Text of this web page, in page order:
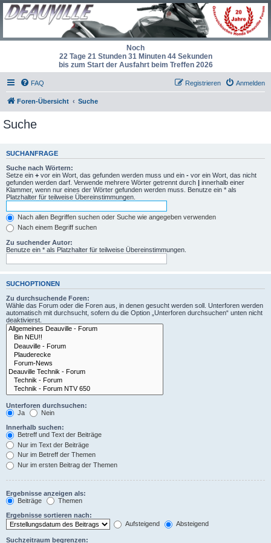
Noch
22 Tage 21 Stunden 31 Minuten 44 Sekunden
bis zum Start der Ausfahrt beim Treffen 2026
FAQ Anmelden
Registrieren
Foren-Übersicht Suche
Suche
SUCHANFRAGE
Suche nach Wörtern:
Setze ein + vor ein Wort, das gefunden werden muss und ein - vor ein Wort, das nicht
gefunden werden darf. Verwende mehrere Wörter getrennt durch
innerhalb einer
Klammer, wenn nur eines der Wörter gefunden werden muss. Benutze ein * als
Platzhalter für teilweise Übereinstimmungen.
Nach allen Begriffen suchen oder Suche wie angegeben verwenden
Nach einem Begriff suchen
Zu suchender Autor:
Benutze ein * als Platzhalter für teilweise Übereinstimmungen.
SUCHOPTIONEN
Zu durchsuchende Foren:
Wähle das Forum oder die Foren aus, in denen gesucht werden soll. Unterforen werden
automatisch mit durchsucht, sofern du die Option „Unterforen durchsuchen“ unten nicht
deaktivierst.
Unterforen durchsuchen:
Ja
Nein
Innerhalb suchen:
Betreff und Text der Beiträge
Nur im Text der Beiträge
Nur im Betreff der Themen
Nur im ersten Beitrag der Themen
Ergebnisse anzeigen als:
Beiträge
Themen
Ergebnisse sortieren nach:
Aufsteigend
Absteigend
Suchzeitraum begrenzen: